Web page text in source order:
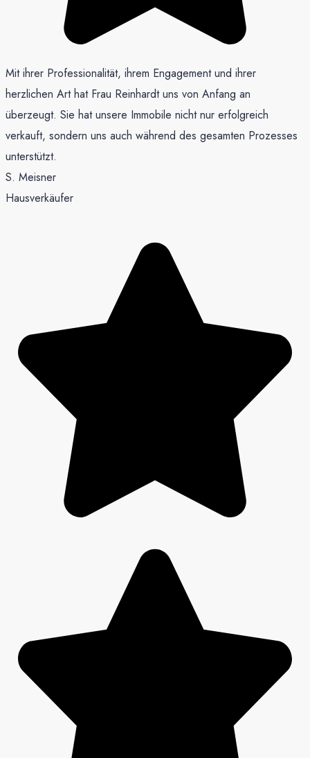
Mit ihrer Professionalität, ihrem Engagement und ihrer
herzlichen Art hat Frau Reinhardt uns von Anfang an
überzeugt. Sie hat unsere Immobile nicht nur erfolgreich
verkauft, sondern uns auch während des gesamten Prozesses
unterstützt.
S. Meisner
Hausverkäufer